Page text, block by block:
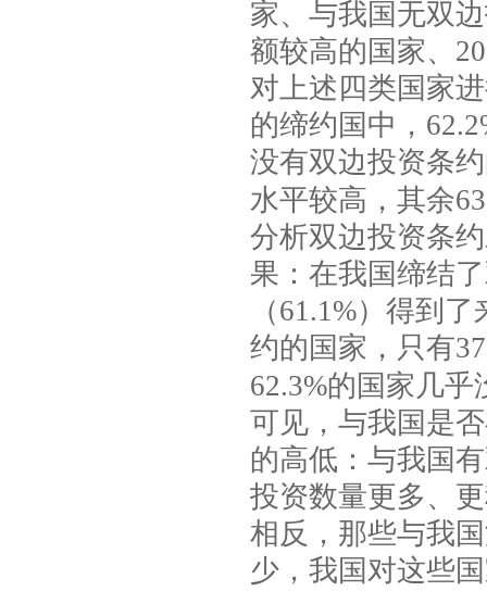
家、与我国无双
额较高的国家、
对上述四类国家
的缔约国中，
没有双边投资条
水平较高，其余
分析双边投资条
果：在我国缔结
（61.1%）得到了
约的国家，只有
62.3%的国家几乎
可见，与我国是
的高低：与我国
投资数量更多、
相反，那些与我
少，我国对这些